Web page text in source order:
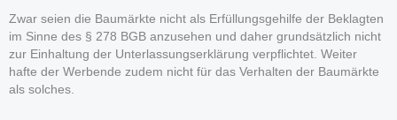
Zwar seien die Baumärkte nicht als Erfüllungsgehilfe der Beklagten
im Sinne des § 278 BGB anzusehen und daher grundsätzlich nicht
zur Einhaltung der Unterlassungserklärung verpflichtet. Weiter
hafte der Werbende zudem nicht für das Verhalten der Baumärkte
als solches.